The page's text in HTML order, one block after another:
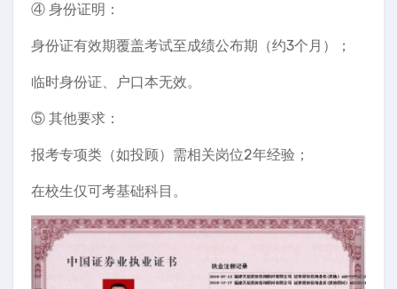
④ 身份证明：
身份证有效期覆盖考试至成绩公布期（约3个月）；
临时身份证、户口本无效。
⑤ 其他要求：
报考专项类（如投顾）需相关岗位2年经验；
在校生仅可考基础科目。